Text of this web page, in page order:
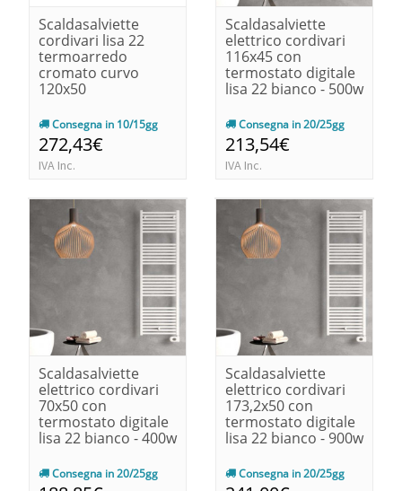
Scaldasalviette
cordivari lisa 22
termoarredo
cromato curvo
120x50
Consegna in 10/15gg
272,43€
IVA Inc.
Scaldasalviette
elettrico cordivari
116x45 con
termostato digitale
lisa 22 bianco - 500w
Consegna in 20/25gg
213,54€
IVA Inc.
Scaldasalviette
elettrico cordivari
70x50 con
termostato digitale
lisa 22 bianco - 400w
Consegna in 20/25gg
Scaldasalviette
elettrico cordivari
173,2x50 con
termostato digitale
lisa 22 bianco - 900w
Consegna in 20/25gg